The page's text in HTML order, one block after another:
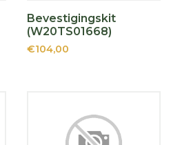
Bevestigingskit
(W20TS01668)
€104,00